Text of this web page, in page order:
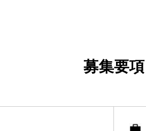
募集要項